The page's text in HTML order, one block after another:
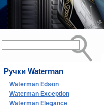
Ручки Waterman
Waterman Edson
Waterman Exception
Waterman Elegance